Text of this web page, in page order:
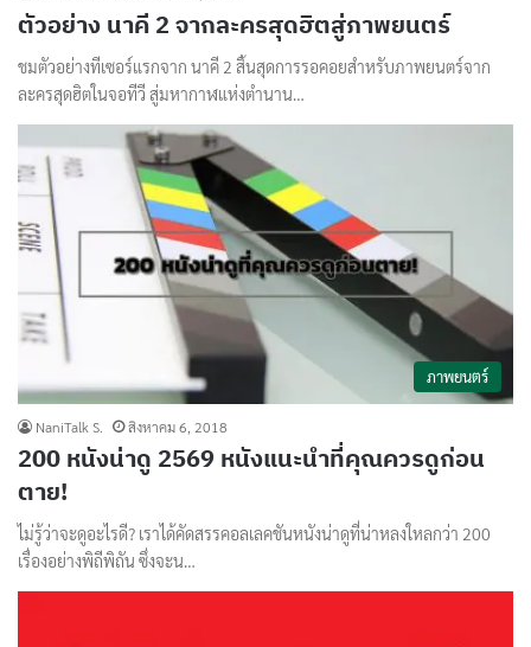
ตัวอย่าง นาคี 2 จากละครสุดฮิตสู่ภาพยนตร์
ชมตัวอย่างทีเซอร์แรกจาก นาคี 2 สิ้นสุดการรอคอยสำหรับภาพยนตร์จาก
ละครสุดฮิตในจอทีวี สู่มหากาฬแห่งตำนาน…
ภาพยนตร์
NaniTalk S. สิงหาคม 6, 2018
200 หนังน่าดู 2569 หนังแนะนำที่คุณควรดูก่อน
ตาย!
ไม่รู้ว่าจะดูอะไรดี? เราได้คัดสรรคอลเลคชันหนังน่าดูที่น่าหลงใหลกว่า 200
เรื่องอย่างพิถีพิถัน ซึ่งจะน…